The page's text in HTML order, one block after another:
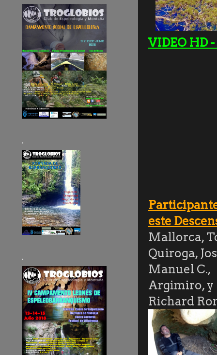
VIDEO HD
este
Mallorca,
Quiroga,
Manuel C.,
Argimiro, y
Richard
.
.